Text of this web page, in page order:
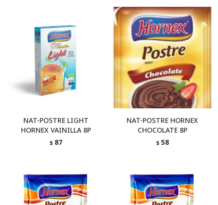
NAT-POSTRE LIGHT
HORNEX VAINILLA 8P
$ 87
NAT-POSTRE HORNEX
CHOCOLATE 8P
$ 58